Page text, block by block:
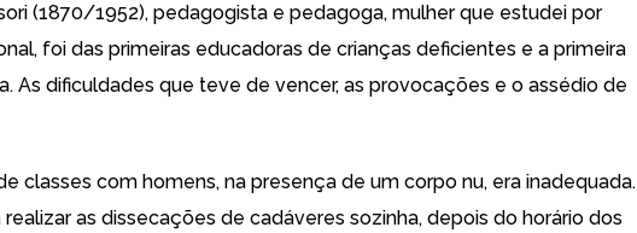
(1870/1952), pedagogista e pedagoga, mulher que estudei por
foi das primeiras educadoras de crianças deficientes e a primeira
As dificuldades que teve de vencer, as provocações e o assédio de
classes com homens, na presença de um corpo nu, era inadequada.
realizar as dissecações de cadáveres sozinha, depois do horário dos